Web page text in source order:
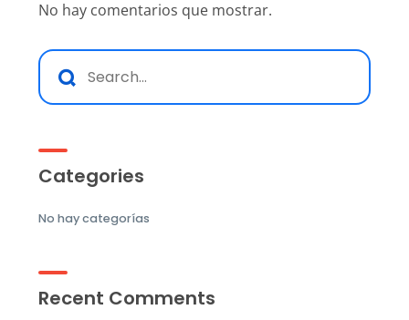
No hay comentarios que mostrar.
Categories
No hay categorías
Recent Comments